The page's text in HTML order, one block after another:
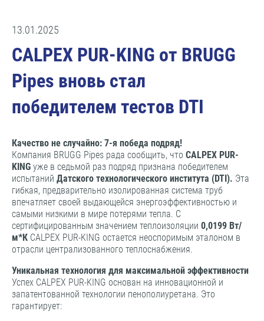
13.01.2025
CALPEX PUR-KING от BRUGG
Pipes вновь стал
победителем тестов DTI
Качество не случайно: 7-я победа подряд!
Компания BRUGG Pipes рада сообщить, что CALPEX PUR-
KING уже в седьмой раз подряд признана победителем
испытаний Датского технологического института (DTI). Эта
гибкая, предварительно изолированная система труб
впечатляет своей выдающейся энергоэффективностью и
самыми низкими в мире потерями тепла. С
сертифицированным значением теплоизоляции 0,0199 Вт/
м*К CALPEX PUR-KING остается неоспоримым эталоном в
отрасли централизованного теплоснабжения.
Уникальная технология для максимальной эффективности
Успех CALPEX PUR-KING основан на инновационной и
запатентованной технологии пенополиуретана. Это
гарантирует: